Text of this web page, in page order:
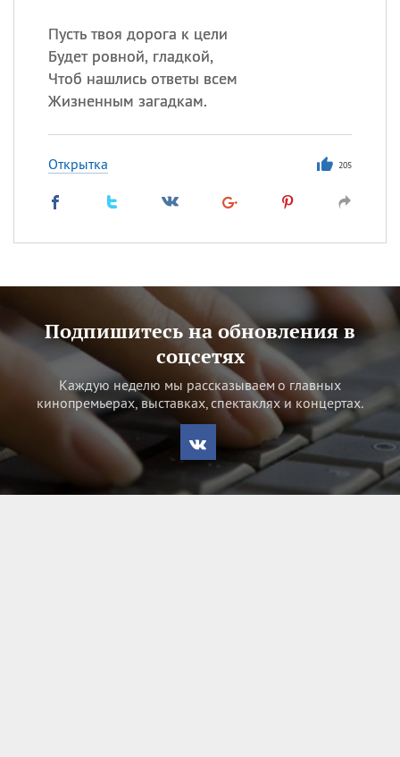
Пусть твоя дорога к цели
Будет ровной, гладкой,
Чтоб нашлись ответы всем
Жизненным загадкам.
Открытка 205
Подпишитесь на обновления в
соцсетях
Каждую неделю мы рассказываем о главных
кинопремьерах, выставках, спектаклях и концертах.